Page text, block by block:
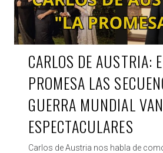
CARLOS DE AUSTRIA:
PROMESA LAS
GUERRA MUNDIAL
ESPECTACULARES
Carlos de Austria nos habla de